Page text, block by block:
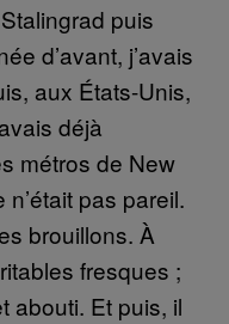
puis
d’avant, j’avais
aux États-Unis,
déjà
métros de New
pas pareil.
brouillons. À
fresques ;
abouti. Et puis, il